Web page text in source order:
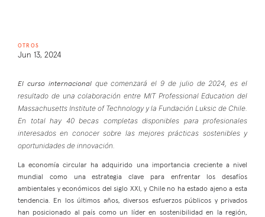
OTROS
Jun 13, 2024
El curso internacionalque comenzará el 9 de julio de 2024, es el
resultado de una colaboración entre MIT Professional Education del
Massachusetts Institute of Technology y la Fundación Luksic de Chile.
En total hay 40 becas completas disponibles para profesionales
interesados en conocer sobre las mejores prácticas sostenibles y
oportunidades de innovación.
La economía circular ha adquirido una importancia creciente a nivel
mundial como una estrategia clave para enfrentar los desafíos
ambientales y económicos del siglo XXI, y Chile no ha estado ajeno a esta
tendencia. En los últimos años, diversos esfuerzos públicos y privados
han posicionado al país como un líder en sostenibilidad en la región,